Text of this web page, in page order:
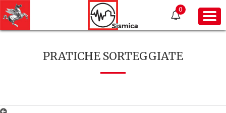
0
PRATICHE SORTEGGIATE